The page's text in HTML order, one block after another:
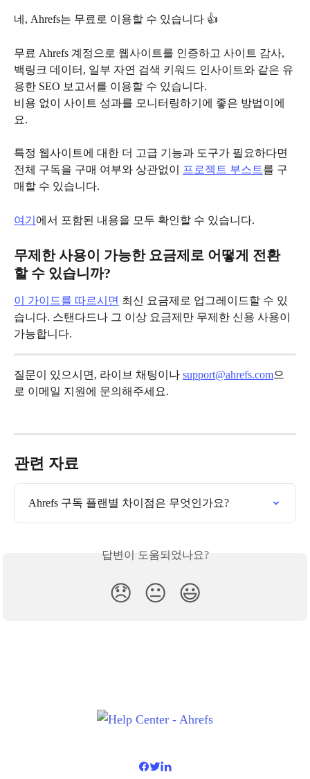
네, Ahrefs는 무료로 이용할 수 있습니다 👍
무료 Ahrefs 계정으로 웹사이트를 인증하고 사이트 감사,
백링크 데이터, 일부 자연 검색 키워드 인사이트와 같은 유
용한 SEO 보고서를 이용할 수 있습니다.
비용 없이 사이트 성과를 모니터링하기에 좋은 방법이에
요.
특정 웹사이트에 대한 더 고급 기능과 도구가 필요하다면
전체 구독을 구매 여부와 상관없이
프로젝트 부스트를 구
매할 수 있습니다.
여기 에서 포함된 내용을 모두 확인할 수 있습니다.
무제한 사용이 가능한 요금제로 어떻게 전환
할 수 있습니까?
이 가이드를 따르시면 최신 요금제로 업그레이드할 수 있
습니다. 스탠다드나 그 이상 요금제만 무제한 신용 사용이
가능합니다.
질문이 있으시면, 라이브 채팅이나 support@ahrefs.com으
로 이메일 지원에 문의해주세요.
관련 자료
Ahrefs 구독 플랜별 차이점은 무엇인가요?
답변이 도움되었나요?
😞 😐 😃